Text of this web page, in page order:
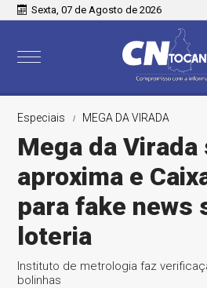
Sexta, 07 de Agosto de 2026
Especiais MEGA DA VIRADA
Mega da Virada
aproxima e
para fake news
loteria
Instituto de metrologia faz
bolinhas